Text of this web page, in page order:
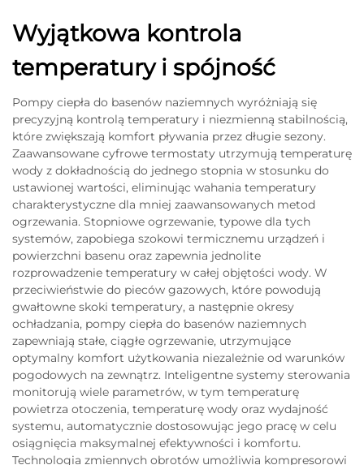
Wyjątkowa kontrola
temperatury i spójność
Pompy ciepła do basenów naziemnych wyróżniają się
precyzyjną kontrolą temperatury i niezmienną stabilnością,
które zwiększają komfort pływania przez długie sezony.
Zaawansowane cyfrowe termostaty utrzymują temperaturę
wody z dokładnością do jednego stopnia w stosunku do
ustawionej wartości, eliminując wahania temperatury
charakterystyczne dla mniej zaawansowanych metod
ogrzewania. Stopniowe ogrzewanie, typowe dla tych
systemów, zapobiega szokowi termicznemu urządzeń i
powierzchni basenu oraz zapewnia jednolite
rozprowadzenie temperatury w całej objętości wody. W
przeciwieństwie do pieców gazowych, które powodują
gwałtowne skoki temperatury, a następnie okresy
ochładzania, pompy ciepła do basenów naziemnych
zapewniają stałe, ciągłe ogrzewanie, utrzymujące
optymalny komfort użytkowania niezależnie od warunków
pogodowych na zewnątrz. Inteligentne systemy sterowania
monitorują wiele parametrów, w tym temperaturę
powietrza otoczenia, temperaturę wody oraz wydajność
systemu, automatycznie dostosowując jego pracę w celu
osiągnięcia maksymalnej efektywności i komfortu.
Technologia zmiennych obrotów umożliwia kompresorowi